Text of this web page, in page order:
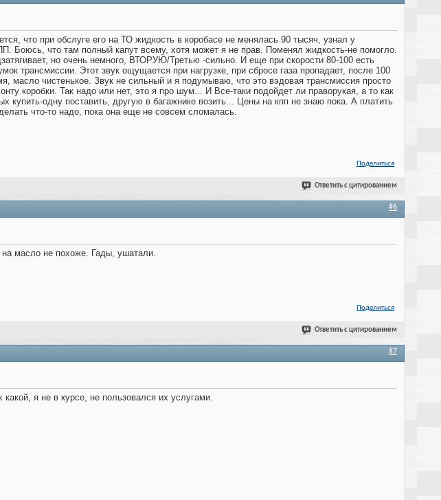
что при обслуге его на ТО жидкость в коробасе не менялась 90 тысяч, узнал у
Боюсь, что там полный капут всему, хотя может я не прав. Поменял жидкость-не помогло.
но очень немного, ВТОРУЮ/Третью -сильно. И еще при скорости 80-100 есть
трансмиссии. Этот звук ощущается при нагрузке, при сбросе газа пропадает, после 100
чистенькое. Звук не сильный и я подумываю, что это вэдовая трансмиссия просто
коробки. Так надо или нет, это я про шум... И Все-таки подойдет ли праворукая, а то как
одну поставить, другую в багажнике возить... Цены на кпп не знаю пока. А платить
что-то надо, пока она еще не совсем сломалась.
Поделиться
Ответить с цитированием
#6
масло не похоже. Гады, ушатали.
Поделиться
Ответить с цитированием
#7
я не в курсе, не пользовался их услугами.